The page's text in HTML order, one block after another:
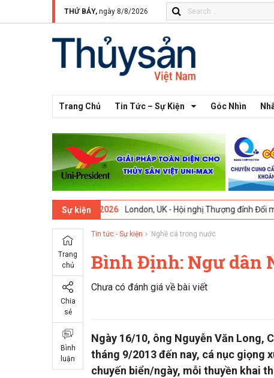
THỨ BẢY, ngày 8/8/2026
Trang Chủ Tin Tức – Sự Kiện Góc Nhìn
Sự kiện
09-02-2026 London, UK - Hội nghị Thượng đỉnh Đổi mới Sáng
Trang
chủ
Chia
sẻ
Bình
luận
Tin tức - Sự kiện Nghề cá trong nước
Bình Định: Ngư dân
Chưa có đánh giá về bài viết
Ngày 16/10, ông Nguyễn Văn Long,
tháng 9/2013 đến nay, cá nục giọng
chuyến biển/ngày, mỗi thuyền khai